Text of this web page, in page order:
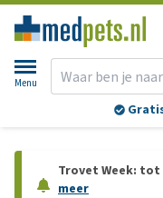
Menu
Trovet Week:
meer